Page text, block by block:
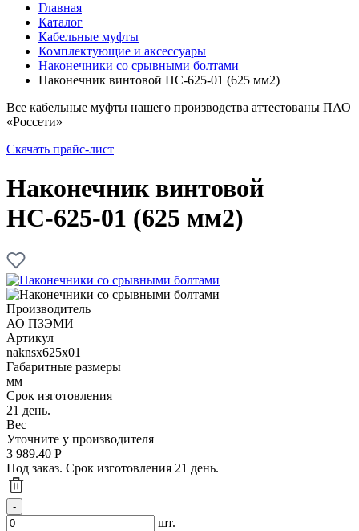
Главная
Каталог
Кабельные муфты
Комплектующие и аксессуары
Наконечники со срывными болтами
Наконечник винтовой НС-625-01 (625 мм2)
Все кабельные муфты нашего производства аттестованы ПАО
«Россети»
Скачать прайс-лист
Наконечник винтовой
НС-625-01 (625 мм2)
Производитель
АО ПЗЭМИ
Артикул
naknsx625x01
Габаритные размеры
мм
Срок изготовления
21 день.
Вес
Уточните у производителя
3 989.40 Р
Под заказ. Срок изготовления 21 день.
шт.